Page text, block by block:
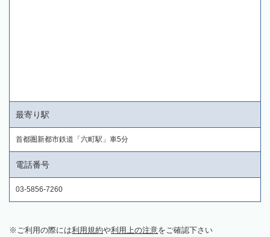
最寄り駅
首都圏新都市鉄道「六町駅」車5分
電話番号
03-5856-7260
ご利用の際には利用規約や利用上の注意をご確認下さい